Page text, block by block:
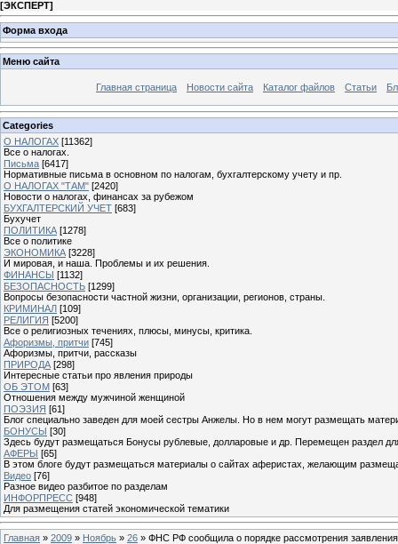
[ЭКСПЕРТ]
Форма входа
Меню сайта
Главная страница Новости сайта Каталог файлов Статьи
Categories
О НАЛОГАХ [11362]
Все о налогах.
Письма [6417]
Нормативные письма в основном по налогам, бухгалтерскому учету и пр.
О НАЛОГАХ "ТАМ" [2420]
Новости о налогах, финансах за рубежом
БУХГАЛТЕРСКИЙ УЧЕТ [683]
Бухучет
ПОЛИТИКА [1278]
Все о политике
ЭКОНОМИКА [3228]
И мировая, и наша. Проблемы и их решения.
ФИНАНСЫ [1132]
БЕЗОПАСНОСТЬ [1299]
Вопросы безопасности частной жизни, организации, регионов, страны.
КРИМИНАЛ [109]
РЕЛИГИЯ [5200]
Все о религиозных течениях, плюсы, минусы, критика.
Афоризмы, притчи [745]
Афоризмы, притчи, рассказы
ПРИРОДА [298]
Интересные статьи про явления природы
ОБ ЭТОМ [63]
Отношения между мужчиной женщиной
ПОЭЗИЯ [61]
Блог специально заведен для моей сестры Анжелы. Но в нем могут размещать
БОНУСЫ [30]
Здесь будут размещаться Бонусы рублевые, долларовые и др. Перемещен раздел
АФЕРЫ [65]
В этом блоге будут размещаться материалы о сайтах аферистах, желающим
Видео [76]
Разное видео разбитое по разделам
ИНФОРПРЕСС [948]
Для размещения статей экономической тематики
Главная » 2009 » Ноябрь » 26 » ФНС РФ сообщила о порядке рассмотрения заявления